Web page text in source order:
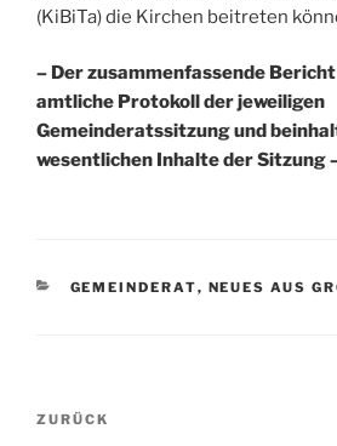
(KiBiTa) die Kirchen beitreten
– Der zusammenfassende
amtliche Protokoll der jeweiligen
Gemeinderatssitzung und
wesentlichen Inhalte der Sitzung
KATEGORIEN
GEMEINDERAT, NEUES AUS
Beitragsnavigation
Vorheriger
ZURÜCK